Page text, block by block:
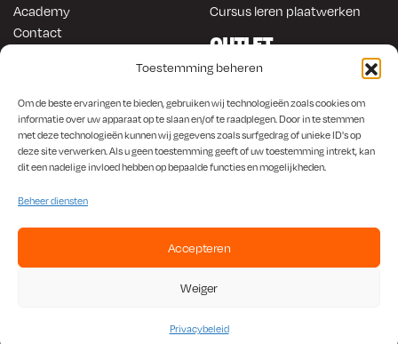
Toestemming beheren
Om de beste ervaringen te bieden, gebruiken wij technologieën zoals cookies om
informatie over uw apparaat op te slaan en/of te raadplegen. Door in te stemmen
met deze technologieën kunnen wij gegevens zoals surfgedrag of unieke ID's op
deze site verwerken. Als u geen toestemming geeft of uw toestemming intrekt, kan
dit een nadelige invloed hebben op bepaalde functies en mogelijkheden.
Beheer diensten
Accepteren
Weiger
Privacybeleid
Academy
Contact
ONLINE KOPEN
Lasapparatuur
Anti-roest producten
Werkplaats en automotive
Autorestauratie en plaatwerk
Cursus leren plaatwerken
OUTLET
Gereedschap
Om en in de auto werken
Lasapparatuur
Overige producten